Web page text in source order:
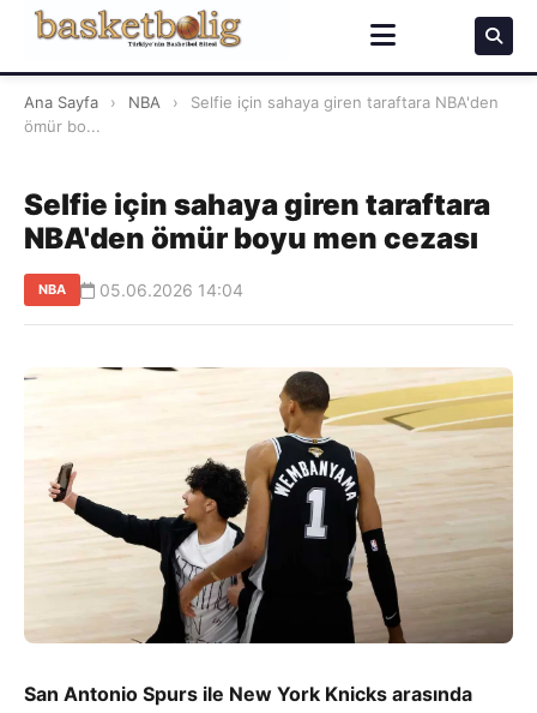
Ana Sayfa › NBA ›
Selfie için sahaya giren taraftara NBA'den
ömür bo...
Selfie için sahaya giren taraftara
NBA'den ömür boyu men cezası
NBA 05.06.2026 14:04
San Antonio Spurs ile New York Knicks arasında